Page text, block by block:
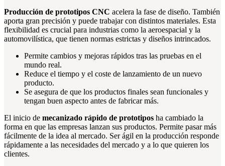
Producción de prototipos CNC acelera la fase de diseño. También
aporta gran precisión y puede trabajar con distintos materiales. Esta
flexibilidad es crucial para industrias como la aeroespacial y la
automovilística, que tienen normas estrictas y diseños intrincados.
Permite cambios y mejoras rápidos tras las pruebas en el
mundo real.
Reduce el tiempo y el coste de lanzamiento de un nuevo
producto.
Se asegura de que los productos finales sean funcionales y
tengan buen aspecto antes de fabricar más.
El inicio de mecanizado rápido de prototipos ha cambiado la
forma en que las empresas lanzan sus productos. Permite pasar más
fácilmente de la idea al mercado. Ser ágil en la producción responde
rápidamente a las necesidades del mercado y a lo que quieren los
clientes.